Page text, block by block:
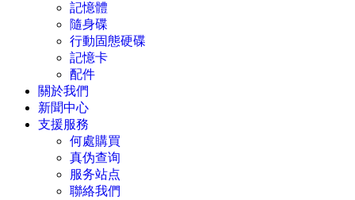
記憶體
隨身碟
行動固態硬碟
記憶卡
配件
關於我們
新聞中心
支援服務
何處購買
真伪查询
服务站点
聯絡我們